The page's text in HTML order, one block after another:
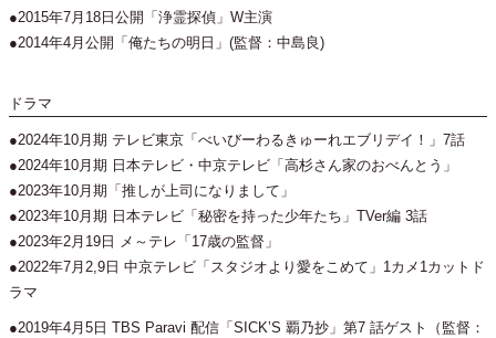
●2015年7月18日公開「浄霊探偵」W主演
●2014年4月公開「俺たちの明日」(監督：中島良)
ドラマ
●2024年10月期 テレビ東京「べいびーわるきゅーれエブリデイ！」7話
●2024年10月期 日本テレビ・中京テレビ「高杉さん家のおべんとう」
●2023年10月期「推しが上司になりまして」
●2023年10月期 日本テレビ「秘密を持った少年たち」TVer編 3話
●2023年2月19日 メ～テレ「17歳の監督」
●2022年7月2,9日 中京テレビ「スタジオより愛をこめて」1カメ1カットド
ラマ
●2019年4月5日 TBS Paravi 配信「SICK’S 覇乃抄」第7 話ゲスト（監督：